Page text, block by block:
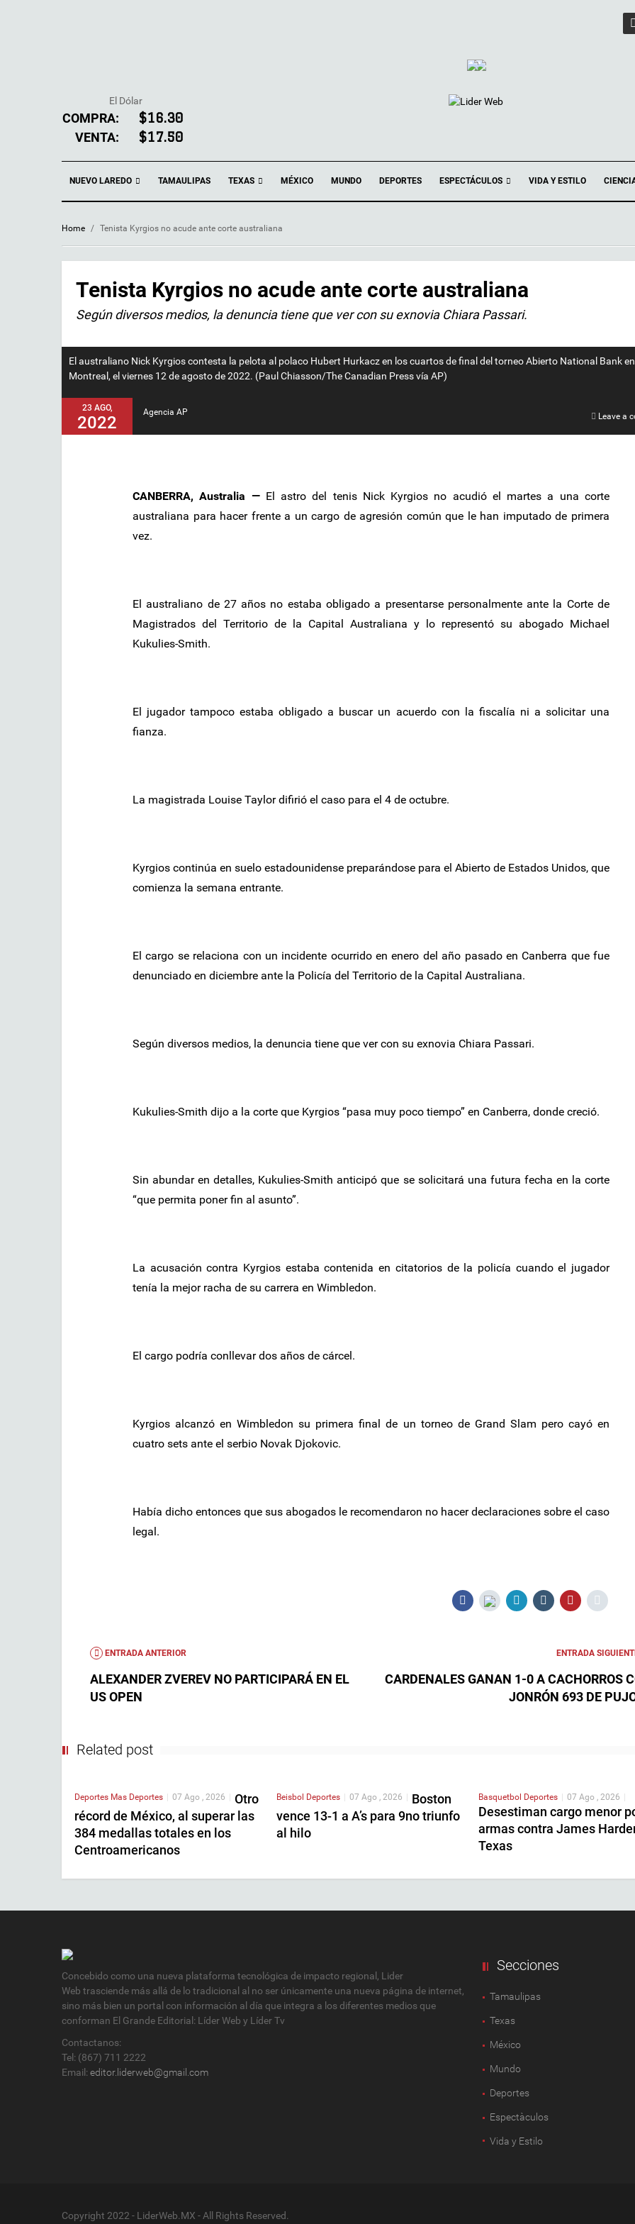
El Dólar
COMPRA: $16.30
VENTA: $17.50
NUEVO LAREDO TAMAULIPAS TEXAS MÉXICO MUNDO DEPORTES ESPECTÁCULOS VIDA Y ESTILO
Home / Tenista Kyrgios no acude ante corte australiana
Tenista Kyrgios no acude ante corte australiana
Según diversos medios, la denuncia tiene que ver con su exnovia Chiara Passari.
El australiano Nick Kyrgios contesta la pelota al polaco Hubert Hurkacz en los cuartos de final del torneo Abierto National Bank en
Montreal, el viernes 12 de agosto de 2022. (Paul Chiasson/The Canadian Press vía AP)
23 AGO,
2022
Agencia AP Leave a
CANBERRA, Australia —El astro del tenis Nick Kyrgios no acudió el martes a una corte
australiana para hacer frente a un cargo de agresión común que le han imputado de primera
vez.
El australiano de 27 años no estaba obligado a presentarse personalmente ante la Corte de
Magistrados del Territorio de la Capital Australiana y lo representó su abogado Michael
Kukulies-Smith.
El jugador tampoco estaba obligado a buscar un acuerdo con la fiscalía ni a solicitar una
fianza.
La magistrada Louise Taylor difirió el caso para el 4 de octubre.
Kyrgios continúa en suelo estadounidense preparándose para el Abierto de Estados Unidos, que
comienza la semana entrante.
El cargo se relaciona con un incidente ocurrido en enero del año pasado en Canberra que fue
denunciado en diciembre ante la Policía del Territorio de la Capital Australiana.
Según diversos medios, la denuncia tiene que ver con su exnovia Chiara Passari.
Kukulies-Smith dijo a la corte que Kyrgios “pasa muy poco tiempo” en Canberra, donde creció.
Sin abundar en detalles, Kukulies-Smith anticipó que se solicitará una futura fecha en la corte
“que permita poner fin al asunto”.
La acusación contra Kyrgios estaba contenida en citatorios de la policía cuando el jugador
tenía la mejor racha de su carrera en Wimbledon.
El cargo podría conllevar dos años de cárcel.
Kyrgios alcanzó en Wimbledon su primera final de un torneo de Grand Slam pero cayó en
cuatro sets ante el serbio Novak Djokovic.
Había dicho entonces que sus abogados le recomendaron no hacer declaraciones sobre el caso
legal.
ENTRADA ANTERIOR
ALEXANDER ZVEREV NO PARTICIPARÁ EN EL
US OPEN
ENTRADA
CARDENALES GANAN 1-0 A CACHORROS
JONRÓN 693 DE
Related post
Deportes Mas Deportes | 07 Ago , 2026 | Otro
récord de México, al superar las
384 medallas totales en los
Centroamericanos
Beisbol Deportes | 07 Ago , 2026 | Boston
vence 13-1 a A’s para 9no triunfo
al hilo
Basquetbol Deportes | 07 Ago , 2026 |
Desestiman cargo menor
armas contra James
Texas
Concebido como una nueva plataforma tecnológica de impacto regional, Lider
Web trasciende más allá de lo tradicional al no ser únicamente una nueva página de internet,
sino más bien un portal con información al día que integra a los diferentes medios que
conforman El Grande Editorial: Líder Web y Líder Tv
Contactanos:
Tel: (867) 711 2222
Email: editor.liderweb@gmail.com
Secciones
Tamaulipas
Texas
México
Mundo
Deportes
Espectàculos
Vida y Estilo
Copyright 2022 - LiderWeb.MX - All Rights Reserved.